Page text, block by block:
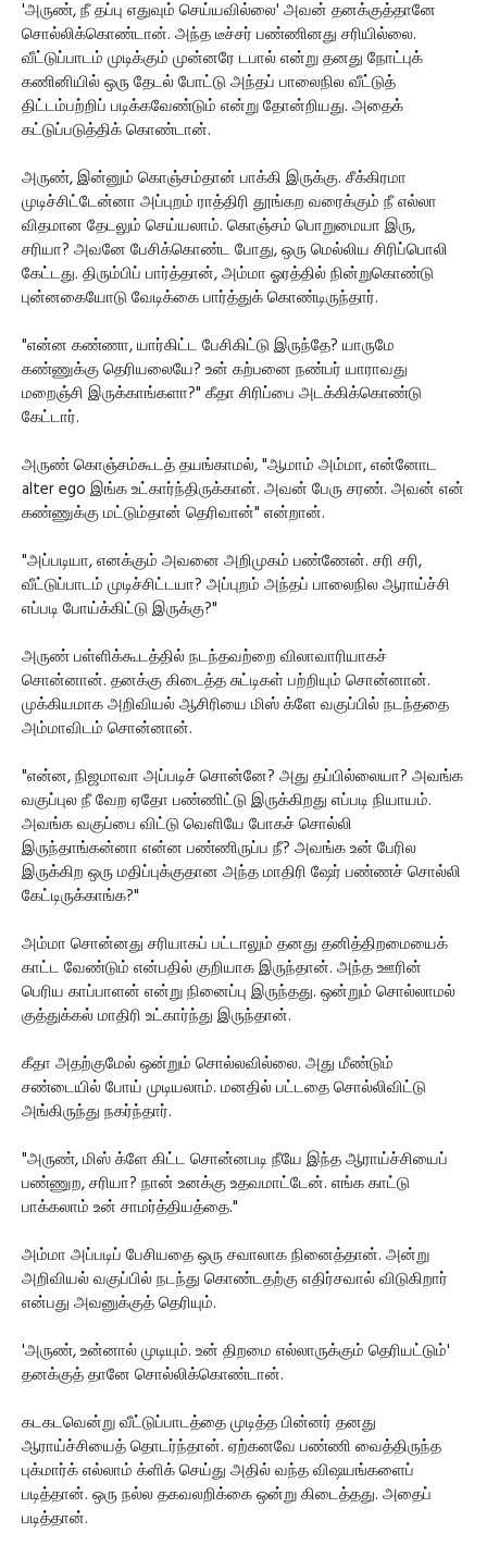
'அருண், நீ தப்பு எதுவும் செய்யவில்லை' அவன் தனக்குத்தானே
சொல்லிக்கொண்டான். அந்த டீச்சர் பண்ணினது சரியில்லை.
வீட்டுப்பாடம் முடிக்கும் முன்னரே டபால் என்று தனது நோட்புக்
கணினியில் ஒரு தேடல் போட்டு அந்தப் பாலைநில வீட்டுத்
திட்டம்பற்றிப் படிக்கவேண்டும் என்று தோன்றியது. அதைக்
கட்டுப்படுத்திக் கொண்டான்.
அருண், இன்னும் கொஞ்சம்தான் பாக்கி இருக்கு. சீக்கிரமா
முடிச்சிட்டேன்னா அப்புறம் ராத்திரி தூங்கற வரைக்கும் நீ எல்லா
விதமான தேடலும் செய்யலாம். கொஞ்சம் பொறுமையா இரு,
சரியா? அவனே பேசிக்கொண்ட போது, ஒரு மெல்லிய சிரிப்பொலி
கேட்டது. திரும்பிப் பார்த்தான், அம்மா ஓரத்தில் நின்றுகொண்டு
புன்னகையோடு வேடிக்கை பார்த்துக் கொண்டிருந்தார்.
"என்ன கண்ணா, யார்கிட்ட பேசிகிட்டு இருந்தே? யாருமே
கண்ணுக்கு தெரியலையே? உன் கற்பனை நண்பர் யாராவது
மறைஞ்சி இருக்காங்களா?" கீதா சிரிப்பை அடக்கிக்கொண்டு
கேட்டார்.
அருண் கொஞ்சம்கூடத் தயங்காமல், "ஆமாம் அம்மா, என்னோட
alter ego இங்க உட்கார்ந்திருக்கான். அவன் பேரு சரண். அவன் என்
கண்ணுக்கு மட்டும்தான் தெரிவான்" என்றான்.
"அப்படியா, எனக்கும் அவனை அறிமுகம் பண்ணேன். சரி சரி,
வீட்டுப்பாடம் முடிச்சிட்டயா? அப்புறம் அந்தப் பாலைநில ஆராய்ச்சி
எப்படி போய்க்கிட்டு இருக்கு?"
அருண் பள்ளிக்கூடத்தில் நடந்தவற்றை விலாவாரியாகச்
சொன்னான். தனக்கு கிடைத்த சுட்டிகள் பற்றியும் சொன்னான்.
முக்கியமாக அறிவியல் ஆசிரியை மிஸ் க்ளே வகுப்பில் நடந்ததை
அம்மாவிடம் சொன்னான்.
"என்ன, நிஜமாவா அப்படிச் சொன்னே? அது தப்பில்லையா? அவங்க
வகுப்புல நீ வேற ஏதோ பண்ணிட்டு இருக்கிறது எப்படி நியாயம்.
அவங்க வகுப்பை விட்டு வெளியே போகச் சொல்லி
இருந்தாங்கன்னா என்ன பண்ணிருப்ப நீ? அவங்க உன் பேரில
இருக்கிற ஒரு மதிப்புக்குதான அந்த மாதிரி ஷேர் பண்ணச் சொல்லி
கேட்டிருக்காங்க?"
அம்மா சொன்னது சரியாகப் பட்டாலும் தனது தனித்திறமையைக்
காட்ட வேண்டும் என்பதில் குறியாக இருந்தான். அந்த ஊரின்
பெரிய காப்பாளன் என்று நினைப்பு இருந்தது. ஒன்றும் சொல்லாமல்
குத்துக்கல் மாதிரி உட்கார்ந்து இருந்தான்.
கீதா அதற்குமேல் ஒன்றும் சொல்லவில்லை. அது மீண்டும்
சண்டையில் போய் முடியலாம். மனதில் பட்டதை சொல்லிவிட்டு
அங்கிருந்து நகர்ந்தார்.
"அருண், மிஸ் க்ளே கிட்ட சொன்னபடி நீயே இந்த ஆராய்ச்சியைப்
பண்ணுற, சரியா? நான் உனக்கு உதவமாட்டேன். எங்க காட்டு
பாக்கலாம் உன் சாமர்த்தியத்தை."
அம்மா அப்படிப் பேசியதை ஒரு சவாலாக நினைத்தான். அன்று
அறிவியல் வகுப்பில் நடந்து கொண்டதற்கு எதிர்சவால் விடுகிறார்
என்பது அவனுக்குத் தெரியும்.
'அருண், உன்னால் முடியும். உன் திறமை எல்லாருக்கும் தெரியட்டும்'
தனக்குத் தானே சொல்லிக்கொண்டான்.
கடகடவென்று வீட்டுப்பாடத்தை முடித்த பின்னர் தனது
ஆராய்ச்சியைத் தொடர்ந்தான். ஏற்கனவே பண்ணி வைத்திருந்த
புக்மார்க் எல்லாம் க்ளிக் செய்து அதில் வந்த விஷயங்களைப்
படித்தான். ஒரு நல்ல தகவலறிக்கை ஒன்று கிடைத்தது. அதைப்
படித்தான்.